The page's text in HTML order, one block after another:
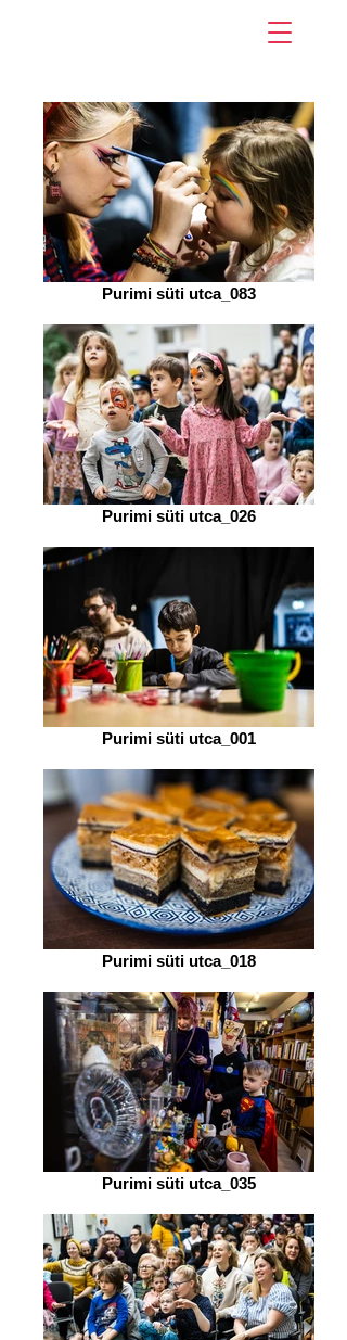
Purimi süti utca_083
Purimi süti utca_026
Purimi süti utca_001
Purimi süti utca_018
Purimi süti utca_035